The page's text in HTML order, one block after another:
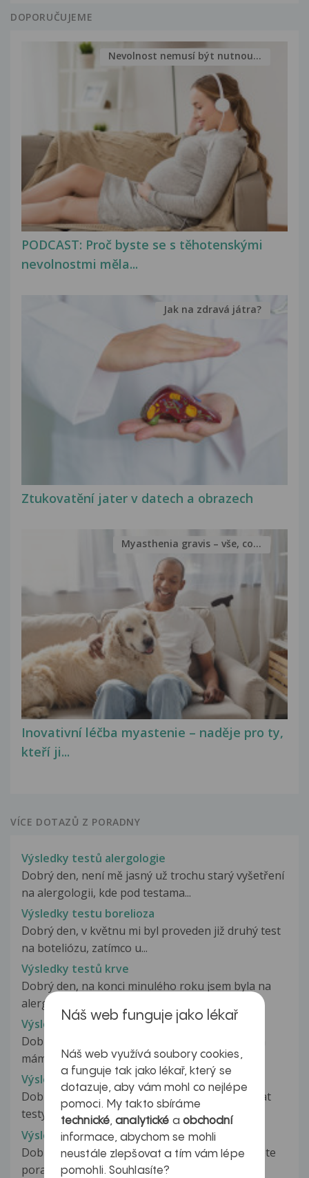
DOPORUČUJEME
PODCAST: Proč byste se s těhotenskými
nevolnostmi měla...
Nevolnost nemusí být nutnou...
Ztukovatění jater v datech a obrazech
Jak na zdravá játra?
Inovativní léčba myastenie – naděje pro ty,
kteří ji...
Myasthenia gravis – vše, co...
VÍCE DOTAZŮ Z PORADNY
Výsledky testů alergologie
Dobrý den, není mě jasný už trochu starý vyšetření
na alergologii, kde pod testama...
Výsledky testu borelioza
Dobrý den, v květnu mi byl proveden již druhý test
na boteliózu, zatímco u...
Výsledky testů krve
Dobrý den, na konci minulého roku jsem byla na
alergologii na testech krve na...
Výsledky testů na cukrovku
Dobrý den. Byl jsem na vyšetření na cukrovku a
mám dotaz? Můžete mi popsat...
Výsledky testů na pohlavní nemoci
Dobrý den paní doktorko, nechala jsem si udělat
testy na pohlavně přenosné...
Výsledky testů na pohlavní nemoci
Dobrý den, rád bych se Vás zeptal, zda mi můžete
poradit co znamenají výsledky...
Náš web funguje jako lékař
Náš web využívá soubory cookies,
a funguje tak jako lékař, který se
dotazuje, aby vám mohl co nejlépe
pomoci. My takto sbíráme
technické,analytické a obchodní
informace, abychom se mohli
neustále zlepšovat a tím vám lépe
pomohli. Souhlasíte?